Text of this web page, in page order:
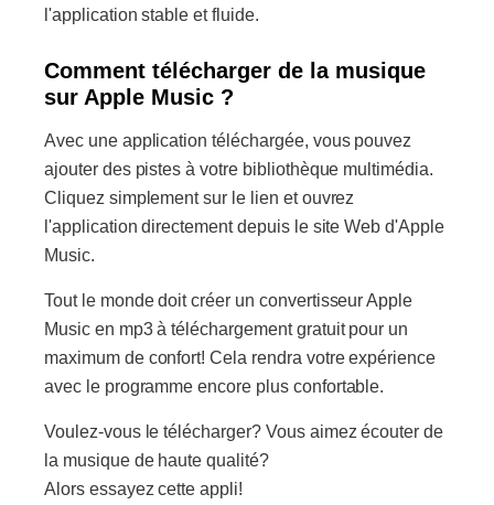
l'application stable et fluide.
Comment télécharger de la musique
sur Apple Music ?
Avec une application téléchargée, vous pouvez
ajouter des pistes à votre bibliothèque multimédia.
Cliquez simplement sur le lien et ouvrez
l'application directement depuis le site Web d'Apple
Music.
Tout le monde doit créer un convertisseur Apple
Music en mp3 à téléchargement gratuit pour un
maximum de confort! Cela rendra votre expérience
avec le programme encore plus confortable.
Voulez-vous le télécharger? Vous aimez écouter de
la musique de haute qualité?
Alors essayez cette appli!